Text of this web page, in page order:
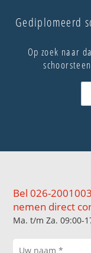
Gediplomeerd
Op zoek naar
Bel 026-
nemen direct
Ma. t/m Za. 09:00-